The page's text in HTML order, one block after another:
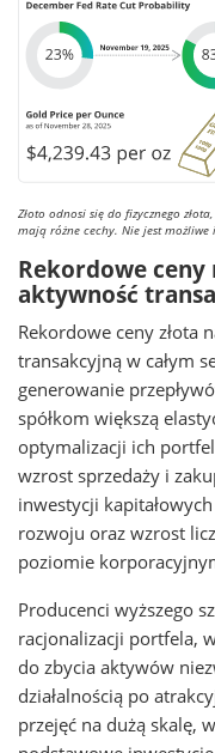
Złoto odnosi się do fizycznego
mają różne cechy. Nie jest możliwe
Rekordowe ceny
aktywność
Rekordowe ceny złota
transakcyjną w całym
generowanie
spółkom większą
optymalizacji ich
wzrost sprzedaży i
inwestycji
rozwoju oraz wzrost
poziomie
Producenci wyższego
racjonalizacji portfela,
do zbycia aktywów
działalnością po
przejęć na dużą skalę,